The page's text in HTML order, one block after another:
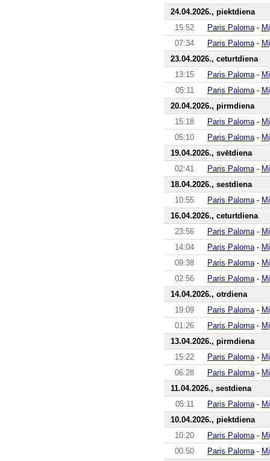
24.04.2026., piektdiena
15:52
Paris Paloma-
07:34
Paris Paloma-
23.04.2026., ceturtdiena
13:15
Paris Paloma-
05:11
Paris Paloma-
20.04.2026., pirmdiena
15:18
Paris Paloma-
05:10
Paris Paloma-
19.04.2026., svētdiena
02:41
Paris Paloma-
18.04.2026., sestdiena
10:55
Paris Paloma-
16.04.2026., ceturtdiena
23:56
Paris Paloma-
14:04
Paris Paloma-
09:38
Paris Paloma-
02:56
Paris Paloma-
14.04.2026., otrdiena
19:09
Paris Paloma-
01:26
Paris Paloma-
13.04.2026., pirmdiena
15:22
Paris Paloma-
06:28
Paris Paloma-
11.04.2026., sestdiena
05:11
Paris Paloma-
10.04.2026., piektdiena
10:20
Paris Paloma-
00:50
Paris Paloma-